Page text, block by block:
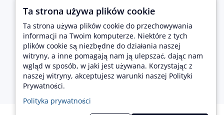
+38 (067) 82 43 723
Poproś o połączenie
Adres sklepu:
Tarnopol, ul. Hetmana Sahaidachnogo 2
Lwów, ul. Brativ Rohatyntsiv 17
Ta strona używa plików cookie
Ta strona używa plików cookie do przechowywania
informacji na Twoim komputerze. Niektóre z tych
plików cookie są niezbędne do działania naszej
witryny, a inne pomagają nam ją ulepszać, dając nam
wgląd w sposób, w jaki jest używana. Korzystając z
naszej witryny, akceptujesz warunki naszej Polityki
Prywatności.
Polityka prywatności